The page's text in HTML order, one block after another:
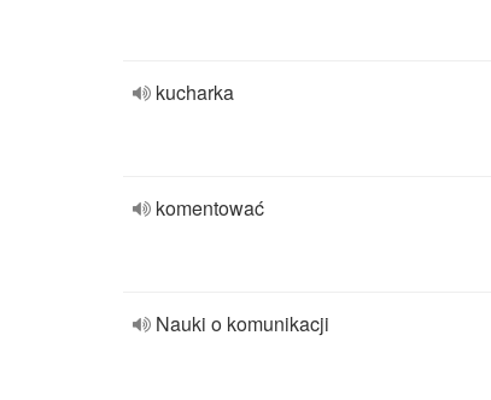
kucharka
komentować
Nauki o komunikacji